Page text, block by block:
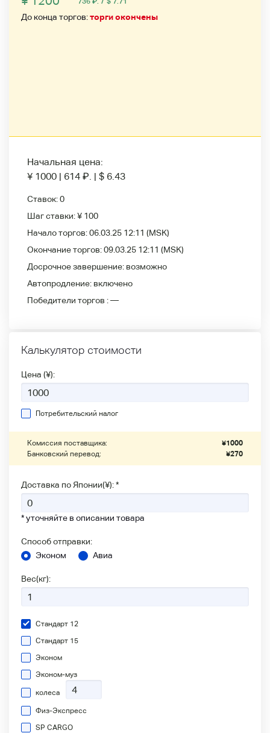
До конца торгов:торги окончены
Начальная цена:
¥ 1000 | 614 ₽. | $ 6.43
Ставок:0
Шаг ставки:¥ 100
Начало торгов:06.03.25 12:11 (MSK)
Окончание торгов:09.03.25 12:11 (MSK)
Досрочное завершение: возможно
Автопродление: включено
Победители
торгов :—
Калькулятор стоимости
Цена (¥):
Потребительский налог
Комиссия поставщика: ¥1000
Банковский перевод:
¥270
Доставка по Японии(¥): *
* уточняйте в описании товара
Способ отправки:
Эконом
Авиа
Вес(кг):
Стандарт 12
Стандарт 15
Эконом
Эконом-муз
колеса
Физ-Экспресс
SP CARGO